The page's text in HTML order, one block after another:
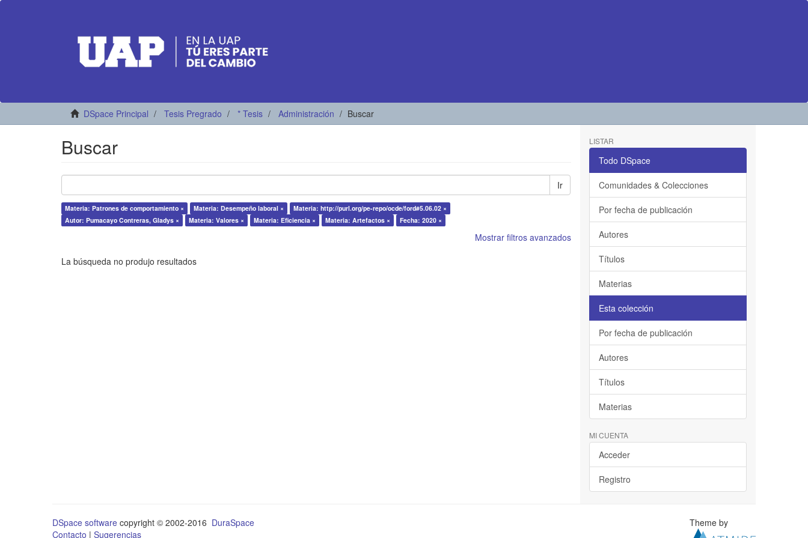
DSpace Principal Tesis Pregrado * Tesis Administración Buscar
Buscar
Ir
Materia: Patrones de comportamiento × Materia: Desempeño laboral ×
Materia: http://purl.org/pe-repo/ocde/ford#5.06.02 ×
Autor: Pumacayo Contreras, Gladys ×
Materia: Valores × Materia: Eficiencia × Materia: Artefactos × Fecha: 2020 ×
Mostrar filtros avanzados
La búsqueda no produjo resultados
LISTAR
Todo DSpace
Comunidades & Colecciones
Por fecha de publicación
Autores
Títulos
Materias
Esta colección
Por fecha de publicación
Autores
Títulos
Materias
MI CUENTA
Acceder
Registro
DSpace software copyright © 2002-2016 DuraSpace
Contacto | Sugerencias
Theme by